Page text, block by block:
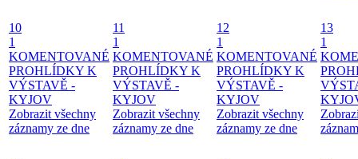
10
1
KOMENTOVANÉ
PROHLÍDKY K
VÝSTAVĚ -
KYJOV
Zobrazit všechny
záznamy ze dne
11
1
KOMENTOVANÉ
PROHLÍDKY K
VÝSTAVĚ -
KYJOV
Zobrazit všechny
záznamy ze dne
12
1
KOMENTOVANÉ
PROHLÍDKY K
VÝSTAVĚ -
KYJOV
Zobrazit všechny
záznamy ze dne
13
1